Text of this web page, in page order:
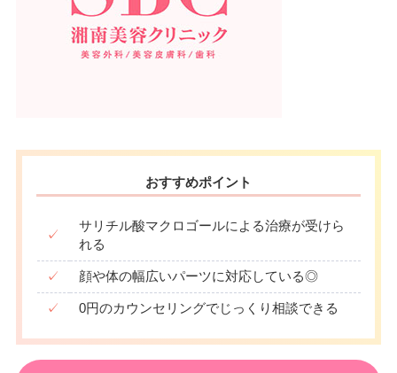
おすすめポイント
✓
サリチル酸マクロゴールによる治療が受けら
れる
✓ 顔や体の幅広いパーツに対応している◎
✓ 0円のカウンセリングでじっくり相談できる